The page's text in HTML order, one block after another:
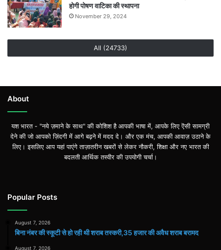
होगी पोषण वाटिका की स्थापना
November 29, 2024
All (24733)
About
यश भारत - "नये ज़माने के साथ" की कोशिश है आपकी भाषा में, आपके लिए ऎसी सामग्री
देने की जो आपको ज़िंदगी में आगे बढ़ने में मदद दे। और एक मंच, आपकी आवाज़ उठाने के
लिए। इसलिए आप यहां पाएंगे ताज़ातरीन खबरों से लेकर नौकरी, शिक्षा और नए भारत की
बदलती आर्थिक तस्वीर की उपयोगी चर्चा।
Popular Posts
August 7, 2026
बिना नंबर की स्कूटी से हो रही थी शराब तस्करी,35 हजार की अवैध शराब बरामद
August 7, 2026